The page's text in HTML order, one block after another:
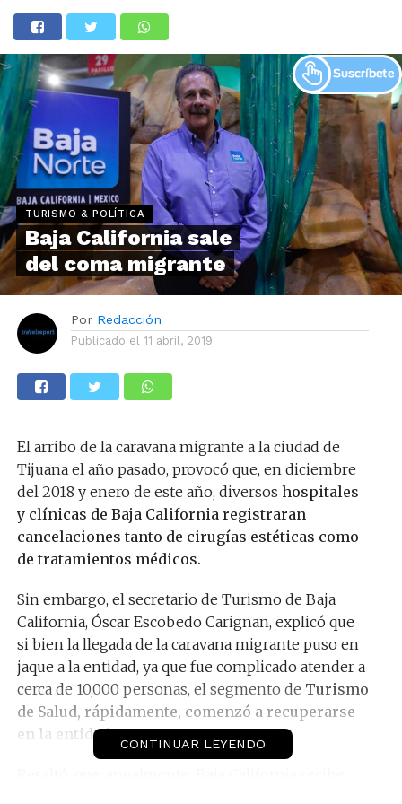
TURISMO & POLÍTICA
Baja California sale
del coma migrante
Por Redacción
Publicado el 11 abril, 2019
El arribo de la caravana migrante a la ciudad de
Tijuana el año pasado, provocó que, en diciembre
del 2018 y enero de este año, diversos hospitales
y clínicas de Baja California registraran
cancelaciones tanto de cirugías estéticas como
de tratamientos médicos.
Sin embargo, el secretario de Turismo de Baja
California, Óscar Escobedo Carignan, explicó que
si bien la llegada de la caravana migrante puso en
jaque a la entidad, ya que fue complicado atender a
cerca de 10,000 personas, el segmento de Turismo
de Salud, rápidamente, comenzó a recuperarse
en la entidad.
CONTINUAR LEYENDO